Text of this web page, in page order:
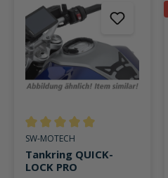
Durchschnittliche Bewertung
SW-MOTECH
Tankring QUICK-
LOCK PRO